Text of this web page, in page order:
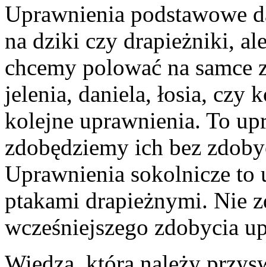
Uprawnienia podstawowe
na dziki czy drapieżniki,
chcemy polować na
jelenia, daniela, łosia, czy
kolejne uprawnienia. To
zdobędziemy ich bez
Uprawnienia sokolnicze to
ptakami drapieżnymi. Nie
wcześniejszego zdobycia